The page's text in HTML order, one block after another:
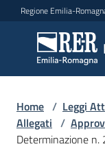
Vai al contenuto
Vai alla navigazione
Vai al footer
Regione Emilia-
e
Argomenti
Home / Leggi
Allegati /
Determinazione